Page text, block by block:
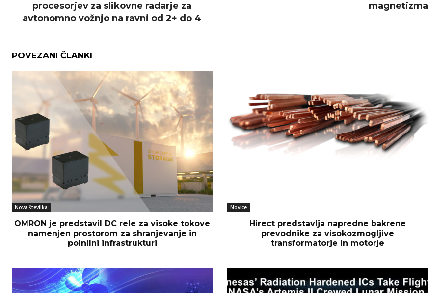
procesorjev za slikovne radarje za
avtonomno vožnjo na ravni od 2+ do 4
magnetizma
POVEZANI ČLANKI
Nova številka
OMRON je predstavil DC rele za visoke tokove
namenjen prostorom za shranjevanje in
polnilni infrastrukturi
Novice
Hirect predstavlja napredne bakrene
prevodnike za visokozmogljive
transformatorje in motorje